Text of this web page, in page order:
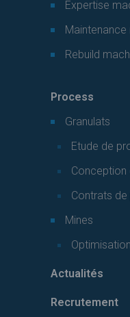
Expertise
Maintenance
Rebuild
Process
Granulats
Etude de
Conception
Contrats
Mines
Actualités
Recrutement